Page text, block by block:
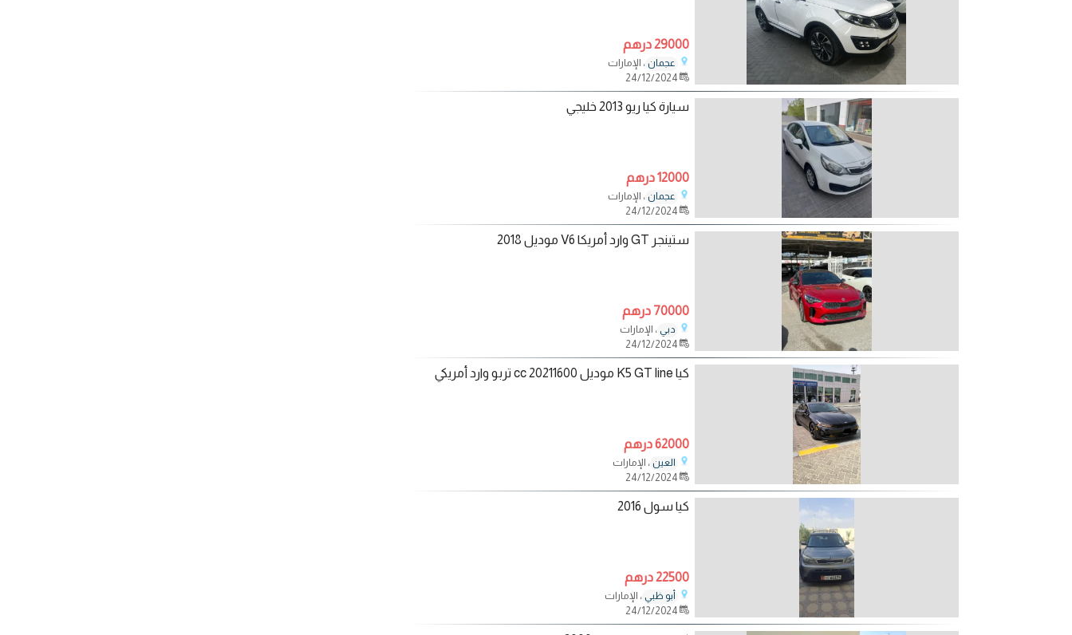
29000 درهم
عجمان ، الإمارات
سيارة كيا ريو 2013 خليجي
12000 درهم
عجمان ، الإمارات
ستينجر GT وارد أمريكا V6 موديل 2018
70000 درهم
دبي ، الإمارات
كيا K5 GT line موديل 20211600 cc تربو وارد أمريكي
62000 درهم
العين ، الإمارات
كيا سول 2016
22500 درهم
أبو ظبي ، الإمارات